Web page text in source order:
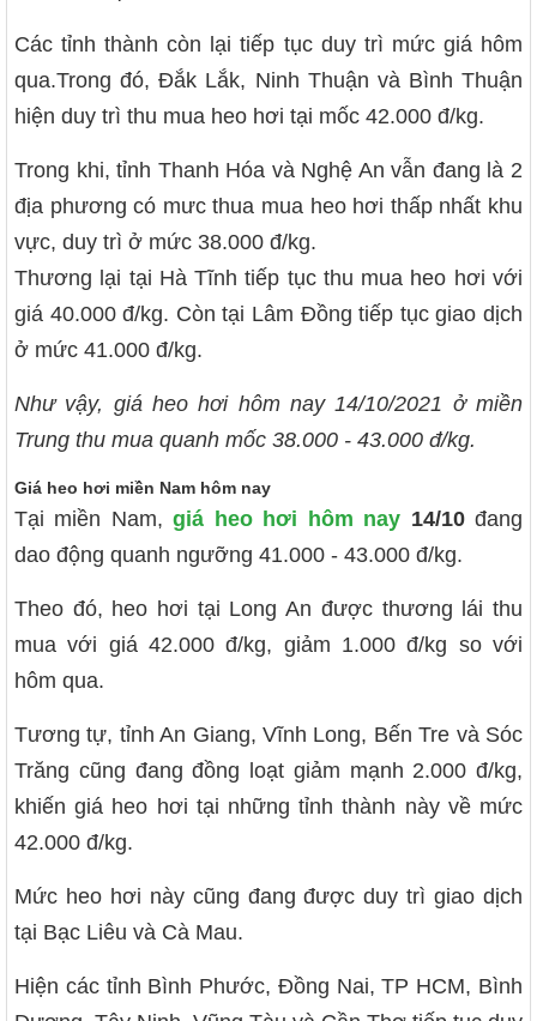
Các tỉnh thành còn lại tiếp tục duy trì mức giá hôm
qua.Trong đó, Đắk Lắk, Ninh Thuận và Bình Thuận
hiện duy trì thu mua heo hơi tại mốc 42.000 đ/kg.
Trong khi, tỉnh Thanh Hóa và Nghệ An vẫn đang là 2
địa phương có mưc thua mua heo hơi thấp nhất khu
vực, duy trì ở mức 38.000 đ/kg.
Thương lại tại Hà Tĩnh tiếp tục thu mua heo hơi với
giá 40.000 đ/kg. Còn tại Lâm Đồng tiếp tục giao dịch
ở mức 41.000 đ/kg.
Như vậy, giá heo hơi hôm nay 14/10/2021 ở miền
Trung thu mua quanh mốc 38.000 - 43.000 đ/kg.
Giá heo hơi miền Nam hôm nay
Tại miền Nam,giá heo hơi hôm nay 14/10đang
dao động quanh ngưỡng 41.000 - 43.000 đ/kg.
Theo đó, heo hơi tại Long An được thương lái thu
mua với giá 42.000 đ/kg, giảm 1.000 đ/kg so với
hôm qua.
Tương tự, tỉnh An Giang, Vĩnh Long, Bến Tre và Sóc
Trăng cũng đang đồng loạt giảm mạnh 2.000 đ/kg,
khiến giá heo hơi tại những tỉnh thành này về mức
42.000 đ/kg.
Mức heo hơi này cũng đang được duy trì giao dịch
tại Bạc Liêu và Cà Mau.
Hiện các tỉnh Bình Phước, Đồng Nai, TP HCM, Bình